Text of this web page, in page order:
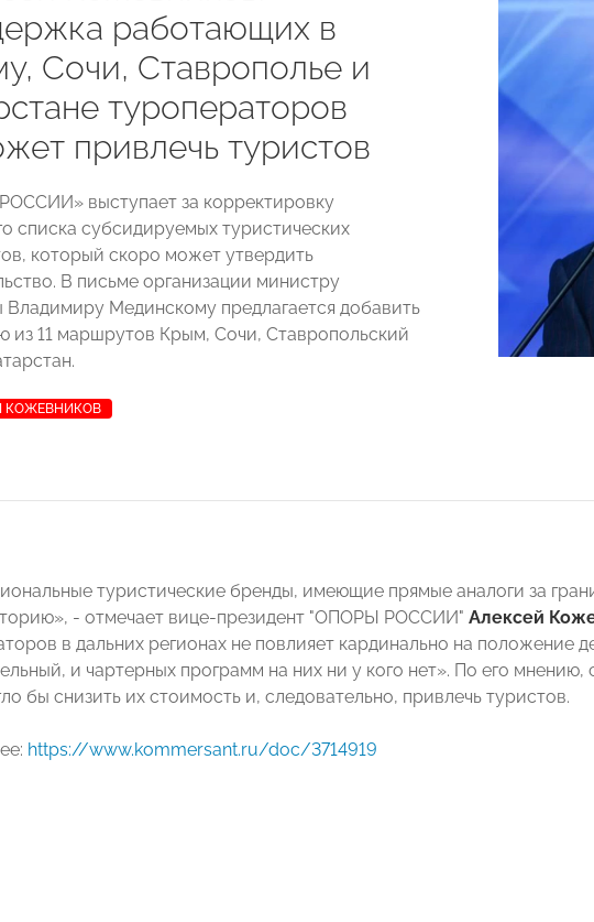
работающих в
Сочи, Ставрополье и
туроператоров
привлечь туристов
выступает за корректировку
списка субсидируемых туристических
который скоро может утвердить
В письме организации министру
Владимиру Мединскому предлагается добавить
из 11 маршрутов Крым, Сочи, Ставропольский
КОЖЕВНИКОВ
туристические бренды, имеющие прямые аналоги за
- отмечает вице-президент "ОПОРЫ РОССИИ" Алексей
в дальних регионах не повлияет кардинально на положение
и чартерных программ на них ни у кого нет». По его
бы снизить их стоимость и, следовательно, привлечь туристов.
https://www.kommersant.ru/doc/3714919